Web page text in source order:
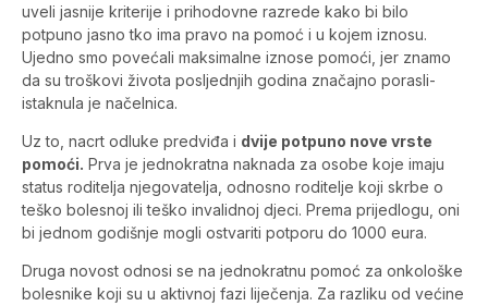
uveli jasnije kriterije i prihodovne razrede kako bi bilo
potpuno jasno tko ima pravo na pomoć i u kojem iznosu.
Ujedno smo povećali maksimalne iznose pomoći, jer znamo
da su troškovi života posljednjih godina značajno porasli-
istaknula je načelnica.
Uz to, nacrt odluke predviđa i dvije potpuno nove vrste
pomoći. Prva je jednokratna naknada za osobe koje imaju
status roditelja njegovatelja, odnosno roditelje koji skrbe o
teško bolesnoj ili teško invalidnoj djeci. Prema prijedlogu, oni
bi jednom godišnje mogli ostvariti potporu do 1000 eura.
Druga novost odnosi se na jednokratnu pomoć za onkološke
bolesnike koji su u aktivnoj fazi liječenja. Za razliku od većine